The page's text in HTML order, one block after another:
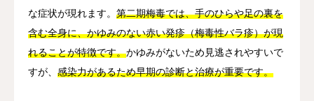
な症状が現れます。 第二期梅毒では、手のひらや足の裏を
含む全身に、かゆみのない赤い発疹（梅毒性バラ疹）が現
れることが特徴です。かゆみがないため見逃されやすいで
すが、 感染力があるため早期の診断と治療が重要です。